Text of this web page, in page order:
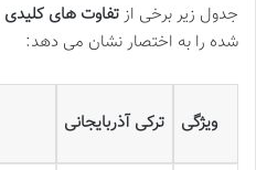
جدول زیر برخی ازتفاوت های کلیدی
شده را به اختصار نشان می دهد:
ویژگی ترکی آذربایجانی